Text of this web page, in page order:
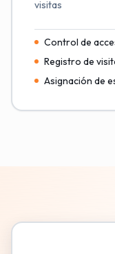
visitas
Control de
Registro de
Asignación de